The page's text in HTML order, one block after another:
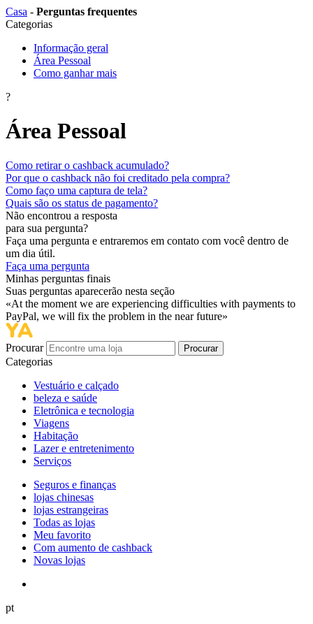
Сasa - Perguntas frequentes
Categorias
Informação geral
Área Pessoal
Como ganhar mais
?
Área Pessoal
Como retirar o cashback acumulado?
Por que o cashback não foi creditado pela compra?
Como faço uma captura de tela?
Quais são os status de pagamento?
Não encontrou a resposta
para sua pergunta?
Faça uma pergunta e entraremos em contato com você dentro de
um dia útil.
Faça uma pergunta
Minhas perguntas finais
Suas perguntas aparecerão nesta seção
«At the moment we are experiencing difficulties with payments to
PayPal, we will fix the problem in the near future»
Procurar Procurar
Categorias
Vestuário e calçado
beleza e saúde
Eletrônica e tecnologia
Viagens
Habitação
Lazer e entretenimento
Serviços
Seguros e finanças
lojas chinesas
lojas estrangeiras
Todas as lojas
Meu favorito
Com aumento de cashback
Novas lojas
pt